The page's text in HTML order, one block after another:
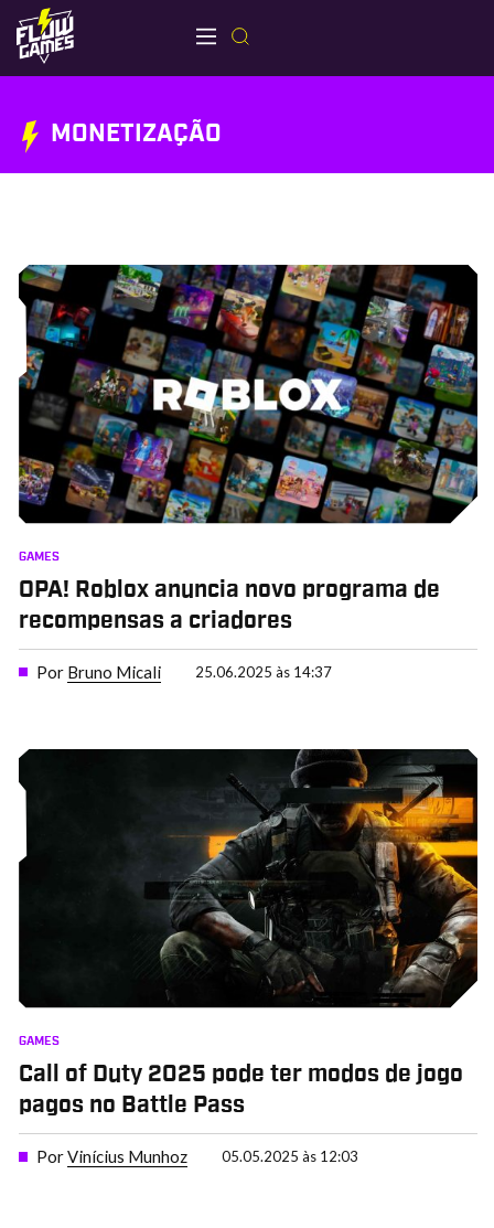
MONETIZAÇÃO
GAMES
OPA! Roblox anuncia novo programa de
recompensas a criadores
Por Bruno Micali 25.06.2025 às 14:37
GAMES
Call of Duty 2025 pode ter modos de jogo
pagos no Battle Pass
PorVinícius Munhoz 05.05.2025 às 12:03